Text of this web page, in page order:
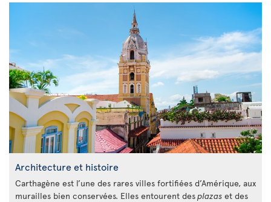
Architecture et histoire
Carthagène est l’une des rares villes fortifiées d’Amérique, aux
murailles bien conservées. Elles entourent desplazas et des